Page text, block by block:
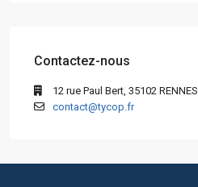
Contactez-nous
12 rue Paul Bert, 35102 RENNES
contact@tycop.fr